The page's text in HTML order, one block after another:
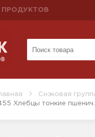
ПРОДУКТОВ
Снэковая
Хлебцы тонкие